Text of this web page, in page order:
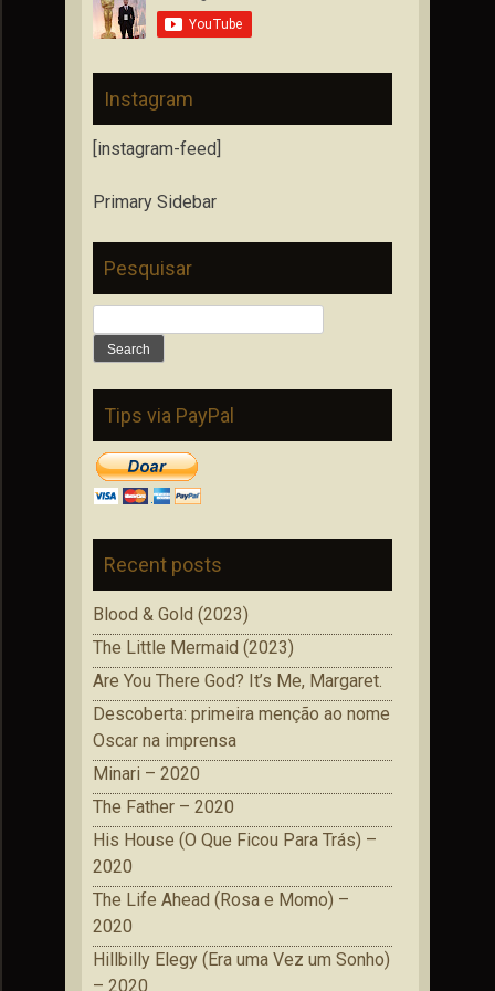
Instagram
[instagram-feed]
Primary Sidebar
Pesquisar
for:
Tips via PayPal
Recent posts
Blood & Gold (2023)
The Little Mermaid (2023)
Are You There God? It’s Me, Margaret.
Descoberta: primeira menção ao nome
Oscar na imprensa
Minari – 2020
The Father – 2020
His House (O Que Ficou Para Trás) –
2020
The Life Ahead (Rosa e Momo) –
2020
Hillbilly Elegy (Era uma Vez um Sonho)
– 2020